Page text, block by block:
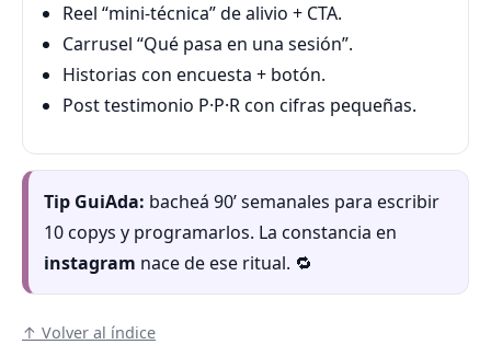
Reel “mini-técnica” de alivio + CTA.
Carrusel “Qué pasa en una sesión”.
Historias con encuesta + botón.
Post testimonio P·P·R con cifras pequeñas.
Tip GuiAda: bacheá 90’ semanales para escribir
10 copys y programarlos. La constancia en
instagram nace de ese ritual. 🔁
↑ Volver al índice